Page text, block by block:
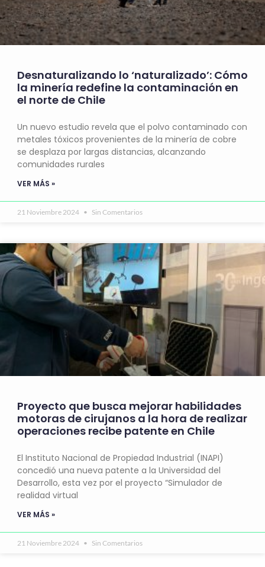
Desnaturalizando lo ‘naturalizado’: Cómo
la minería redefine la contaminación en
el norte de Chile
Un nuevo estudio revela que el polvo contaminado con
metales tóxicos provenientes de la minería de cobre
se desplaza por largas distancias, alcanzando
comunidades rurales
VER MÁS »
21 Noviembre 2024 Sin Comentarios
Proyecto que busca mejorar habilidades
motoras de cirujanos a la hora de realizar
operaciones recibe patente en Chile
El Instituto Nacional de Propiedad Industrial (INAPI)
concedió una nueva patente a la Universidad del
Desarrollo, esta vez por el proyecto “Simulador de
realidad virtual
VER MÁS »
21 Noviembre 2024 Sin Comentarios